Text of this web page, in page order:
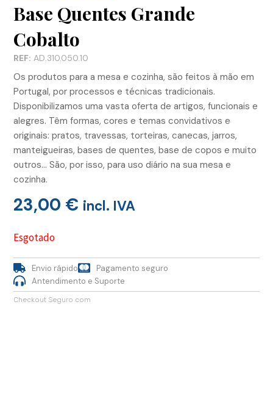
Base Quentes Grande
Cobalto
REF: AD.310.050.10
Os produtos para a mesa e cozinha, são feitos à mão em
Portugal, por processos e técnicas tradicionais.
Disponibilizamos uma vasta oferta de artigos, funcionais e
alegres. Têm formas, cores e temas convidativos e
originais: pratos, travessas, torteiras, canecas, jarros,
manteigueiras, bases de quentes, base de copos e muito
outros… São, por isso, para uso diário na sua mesa e
cozinha.
23,00 € incl. IVA
Esgotado
Envio rápido
Pagamento seguro
Antendimento e Suporte
Checkout Seguro com